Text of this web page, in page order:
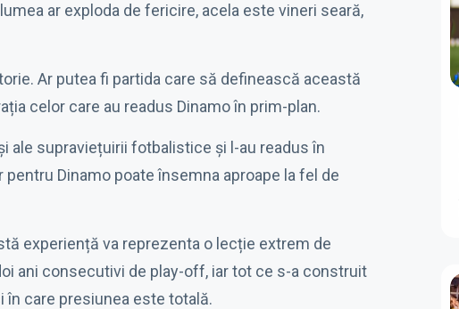
ar exploda de fericire, acela este vineri seară,
Ar putea fi partida care să definească această
celor care au readus Dinamo în prim-plan.
ale supraviețuirii fotbalistice și l-au readus în
Dinamo poate însemna aproape la fel de
experiență va reprezenta o lecție extrem de
ani consecutivi de play-off, iar tot ce s-a construit
în care presiunea este totală.